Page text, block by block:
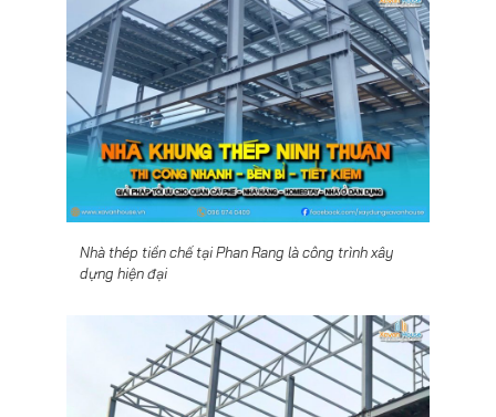
Nhà thép tiền chế tại Phan Rang là công trình xây
dựng hiện đại